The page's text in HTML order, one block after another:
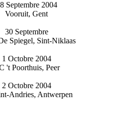
Septembre 2004
Vooruit, Gent
30 Septembre
Spiegel, Sint-Niklaas
1 Octobre 2004
't Poorthuis, Peer
2 Octobre 2004
Andries, Antwerpen